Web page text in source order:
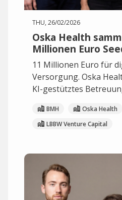
THU, 26/02/2026
Oska Health
Millionen Euro
11 Millionen Euro für
Versorgung. Oska
KI-gestütztes
BMH
Oska Health
LBBW Venture Capital